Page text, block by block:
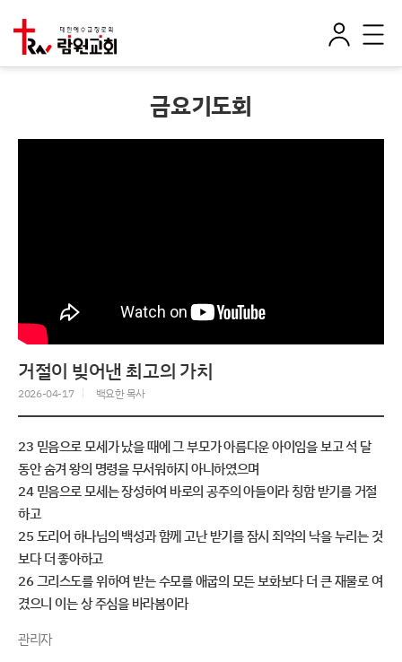
그
전
체
금요기도회
거절이 빚어낸 최고의 가치
2026-04-17 백요한 목사
23 믿음으로 모세가 났을 때에 그 부모가 아름다운 아이임을 보고 석 달
동안 숨겨 왕의 명령을 무서워하지 아니하였으며
24 믿음으로 모세는 장성하여 바로의 공주의 아들이라 칭함 받기를 거절
하고
25 도리어 하나님의 백성과 함께 고난 받기를 잠시 죄악의 낙을 누리는 것
보다 더 좋아하고
26 그리스도를 위하여 받는 수모를 애굽의 모든 보화보다 더 큰 재물로 여
겼으니 이는 상 주심을 바라봄이라
관리자